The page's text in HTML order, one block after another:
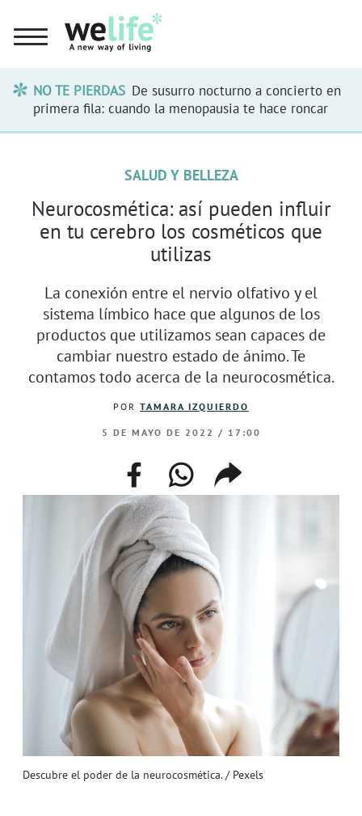
NO TE PIERDAS De susurro nocturno a concierto en
primera fila: cuando la menopausia te hace roncar
Descubre el poder de la neurocosmética. / Pexels
SALUD Y BELLEZA
Neurocosmética: así pueden influir
en tu cerebro los cosméticos que
utilizas
La conexión entre el nervio olfativo y el
sistema límbico hace que algunos de los
productos que utilizamos sean capaces de
cambiar nuestro estado de ánimo. Te
contamos todo acerca de la neurocosmética.
POR TAMARA IZQUIERDO
5 DE MAYO DE 2022 / 17:00
facebookwhatsappcompartir
enlace